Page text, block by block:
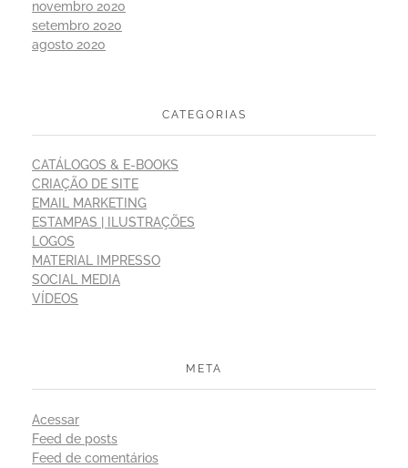
novembro 2020
setembro 2020
agosto 2020
CATEGORIAS
CATÁLOGOS & E-BOOKS
CRIAÇÃO DE SITE
EMAIL MARKETING
ESTAMPAS | ILUSTRAÇÕES
LOGOS
MATERIAL IMPRESSO
SOCIAL MEDIA
VÍDEOS
META
Acessar
Feed de posts
Feed de comentários